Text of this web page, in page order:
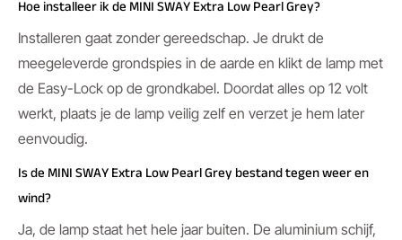
Hoe installeer ik de MINI SWAY Extra Low Pearl Grey?
Installeren gaat zonder gereedschap. Je drukt de
meegeleverde grondspies in de aarde en klikt de lamp met
de Easy-Lock op de grondkabel. Doordat alles op 12 volt
werkt, plaats je de lamp veilig zelf en verzet je hem later
eenvoudig.
Is de MINI SWAY Extra Low Pearl Grey bestand tegen weer en
wind?
Ja, de lamp staat het hele jaar buiten. De aluminium schijf,